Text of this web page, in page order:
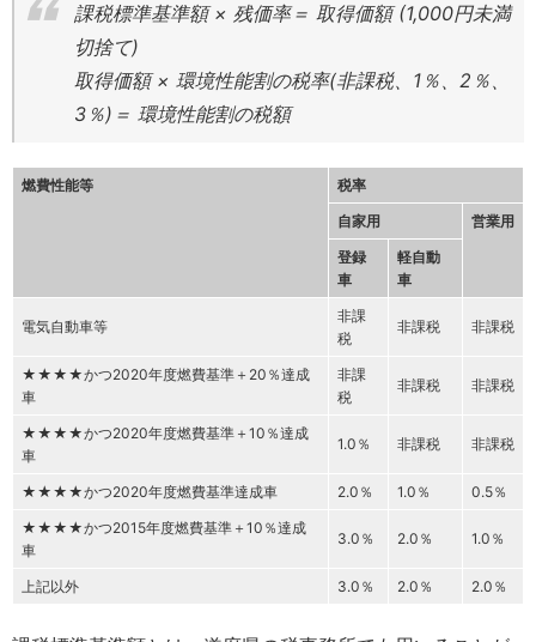
課税標準基準額 × 残価率＝ 取得価額 (1,000円未満
切捨て)
取得価額 × 環境性能割の税率(非課税、1％、2％、
3％)＝ 環境性能割の税額
燃費性能等
税率
自家用
営業用
登録
車
軽自動
車
電気自動車等
非課
税
非課税 非課税
★★★★かつ2020年度燃費基準＋20％達成
車
非課
税
非課税 非課税
★★★★かつ2020年度燃費基準＋10％達成
車
1.0％ 非課税 非課税
★★★★かつ2020年度燃費基準達成車 2.0％ 1.0％
0.5％
★★★★かつ2015年度燃費基準＋10％達成
車
3.0％ 2.0％ 1.0％
上記以外 3.0％ 2.0％ 2.0％